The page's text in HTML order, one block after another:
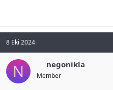
8 Eki 2024
N negonikla
Member